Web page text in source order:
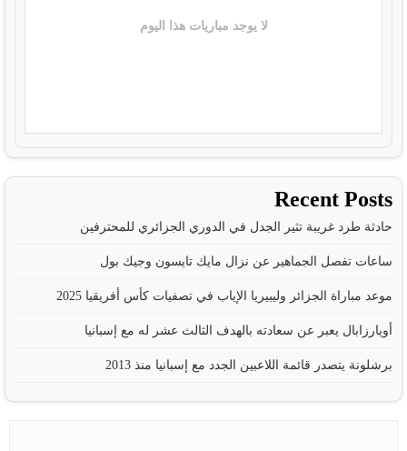
لا يوجد مباريات هذا اليوم
Recent Posts
حادثة طرد غريبة تثير الجدل في الدوري الجزائري للمحترفين
ساعات تفصل الجماهير عن نزال مايك تايسون وجيك بول
موعد مباراة الجزائر وليبيريا الإياب في تصفيات كأس أفريقيا 2025
أويارزابال يعبر عن سعادته بالهدف الثالث عشر له مع إسبانيا
برشلونة يتصدر قائمة اللاعبين الجدد مع إسبانيا منذ 2013